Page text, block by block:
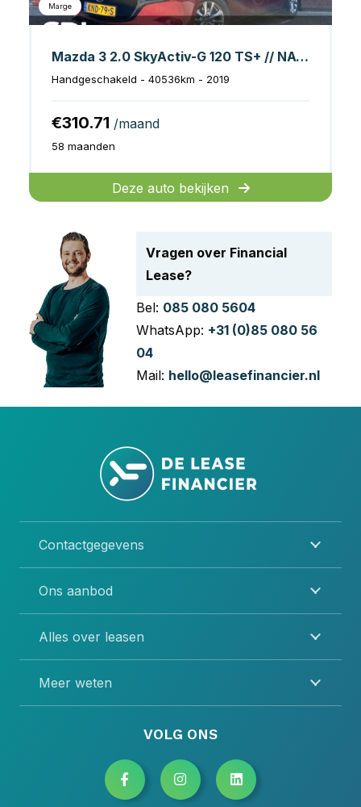
Marge
Mazda 3 2.0 SkyActiv-G 120 TS+ // NAVI // PDC // ADAPTIVE CRUISE // BLIND SPOT MONITOR //
Handgeschakeld - 40536km - 2019
€310.71 /maand
58 maanden
Deze auto bekijken
Vragen over Financial
Lease?
Bel: 085 080 5604
WhatsApp: +31 (0)85 080 56
04
Mail: hello@leasefinancier.nl
Contactgegevens
Ons aanbod
Alles over leasen
Meer weten
VOLG ONS